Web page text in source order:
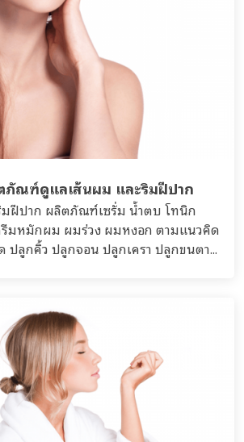
ณฑ์ดูแลเส้นผม และริมฝีปาก
มฝีปาก ผลิตภัณฑ์เซรั่ม น้ำตบ โทนิก
มหมักผม ผมร่วง ผมหงอก ตามแนวคิด
ลูกคิ้ว ปลูกจอน ปลูกเครา ปลูกขนตา...